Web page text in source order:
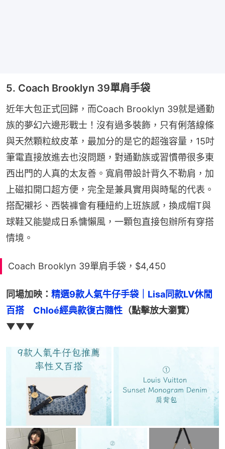
5. Coach Brooklyn 39單肩手袋
近年大包正式回歸，而Coach Brooklyn 39就是通勤
族的夢幻六邊形戰士！沒有過多裝飾，只有俐落線條
與天然顆粒紋皮革，最加分的是它的超強容量，15吋
筆電直接放進去也沒問題，對通勤族或習慣帶很多東
西出門的人真的太友善。寬肩帶設計背久不勒肩，加
上磁扣開口超方便，完全是兼具實用與時髦的代表。
搭配襯衫、西裝褲會有種紐約上班族感，換成帽T與
球鞋又能變成日系慵懶風，一顆包直接包辦所有穿搭
情境。
Coach Brooklyn 39單肩手袋，$4,450
同場加映： 精選9款人氣牛仔手袋｜Lisa同款LV休閒
百搭　Chloé經典款復古隨性 （點擊放大瀏覽）
▼▼▼